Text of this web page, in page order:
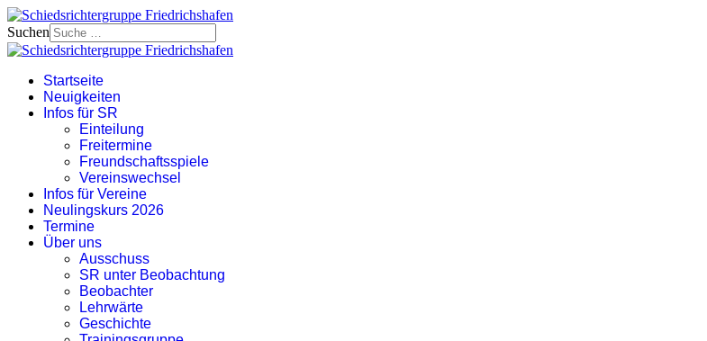
Suchen
Startseite
Neuigkeiten
Infos für SR
Einteilung
Freitermine
Freundschaftsspiele
Vereinswechsel
Infos für Vereine
Neulingskurs 2026
Termine
Über uns
Ausschuss
SR unter Beobachtung
Beobachter
Lehrwärte
Geschichte